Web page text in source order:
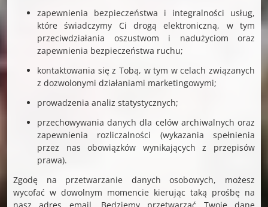
zapewnienia bezpieczeństwa i integralności usług,
które świadczymy Ci drogą elektroniczną, w tym
przeciwdziałania oszustwom i nadużyciom oraz
zapewnienia bezpieczeństwa ruchu;
kontaktowania się z Tobą, w tym w celach związanych
z dozwolonymi działaniami marketingowymi;
prowadzenia analiz statystycznych;
przechowywania danych dla celów archiwalnych oraz
zapewnienia rozliczalności (wykazania spełnienia
przez nas obowiązków wynikających z przepisów
prawa).
Zgodę na przetwarzanie danych osobowych, możesz
wycofać w dowolnym momencie kierując taką prośbę na